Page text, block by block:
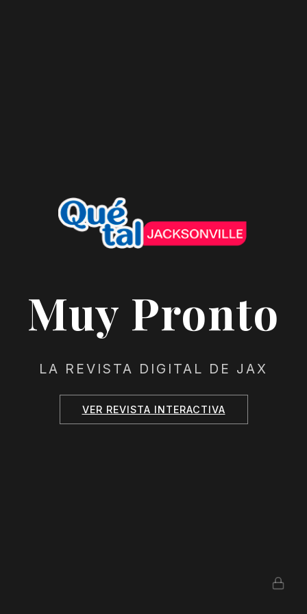
Muy Pronto
LA REVISTA DIGITAL DE JAX
VER REVISTA INTERACTIVA